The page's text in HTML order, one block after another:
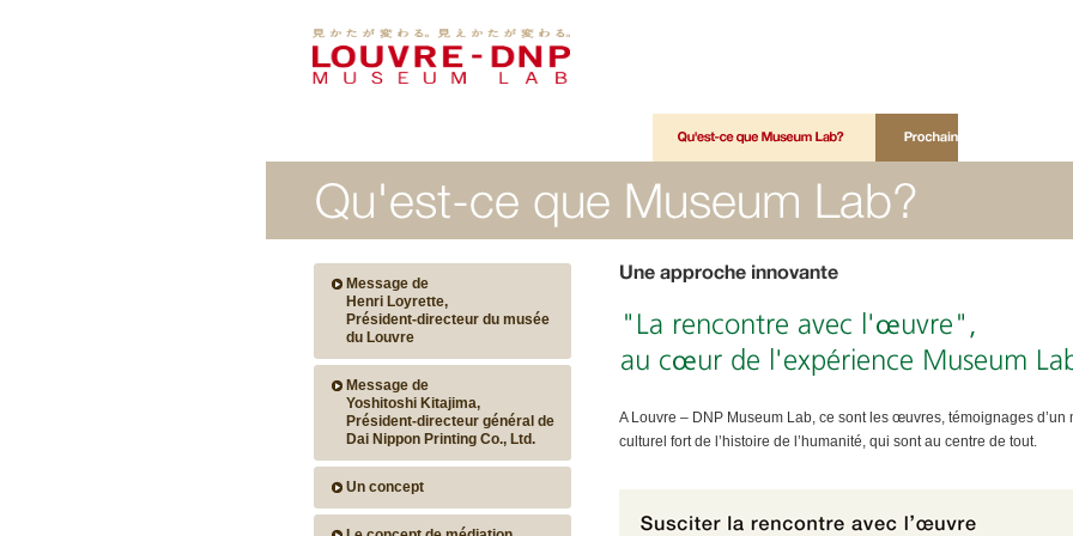
Message de
Henri Loyrette,
Président-directeur du musée
du Louvre
Message de
Yoshitoshi Kitajima,
Président-directeur général de
Dai Nippon Printing Co., Ltd.
Un concept
A Louvre – DNP Museum Lab, ce sont les œuvres, témoignages d’un
culturel fort de l’histoire de l’humanité, qui sont au centre de tout.